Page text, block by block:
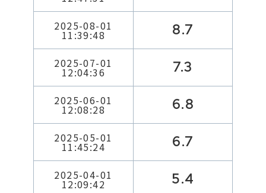
2025-08-01
11:39:48 8.7
2025-07-01
12:04:36 7.3
2025-06-01
12:08:28 6.8
2025-05-01
11:45:24 6.7
2025-04-01
12:09:42 5.4